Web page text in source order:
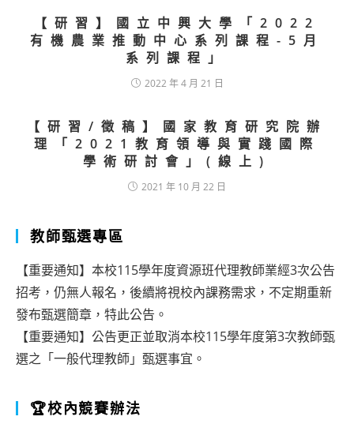
【研習】國立中興大學「2022
有機農業推動中心系列課程-5月
系列課程」
2022 年 4 月 21 日
【研習/徵稿】國家教育研究院辦
理「2021教育領導與實踐國際
學術研討會」(線上)
2021 年 10 月 22 日
教師甄選專區
【重要通知】本校115學年度資源班代理教師業經3次公告
招考，仍無人報名，後續將視校內課務需求，不定期重新
發布甄選簡章，特此公告。
【重要通知】公告更正並取消本校115學年度第3次教師甄
選之「一般代理教師」甄選事宜。
🏆校內競賽辦法